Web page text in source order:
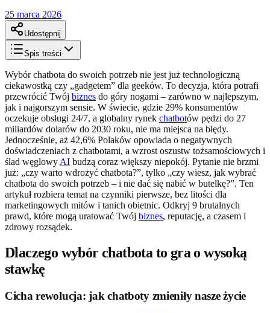
25 marca 2026
Udostępnij
Spis treści
Wybór chatbota do swoich potrzeb nie jest już technologiczną
ciekawostką czy „gadgetem” dla geeków. To decyzja, która potrafi
przewrócić Twój biznes do góry nogami – zarówno w najlepszym,
jak i najgorszym sensie. W świecie, gdzie 29% konsumentów
oczekuje obsługi 24/7, a globalny rynek chatbotów pędzi do 27
miliardów dolarów do 2030 roku, nie ma miejsca na błędy.
Jednocześnie, aż 42,6% Polaków opowiada o negatywnych
doświadczeniach z chatbotami, a wzrost oszustw tożsamościowych i
ślad węglowy AI budzą coraz większy niepokój. Pytanie nie brzmi
już: „czy warto wdrożyć chatbota?”, tylko „czy wiesz, jak wybrać
chatbota do swoich potrzeb – i nie dać się nabić w butelkę?”. Ten
artykuł rozbiera temat na czynniki pierwsze, bez litości dla
marketingowych mitów i tanich obietnic. Odkryj 9 brutalnych
prawd, które mogą uratować Twój biznes, reputację, a czasem i
zdrowy rozsądek.
Dlaczego wybór chatbota to gra o wysoką
stawkę
Cicha rewolucja: jak chatboty zmieniły nasze życie